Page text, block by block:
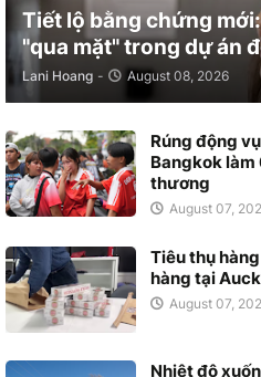
Tiết lộ bằng chứng
"qua mặt" trong dự án
Lani Hoang - August 08, 2026
Rúng động
Bangkok
thương
August 07,
Tiêu thụ
hàng tại
August 07,
Nhiệt độ